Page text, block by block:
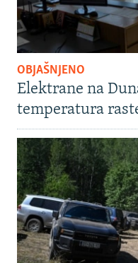
OBJAŠNJENO
Elektrane na
temperatura